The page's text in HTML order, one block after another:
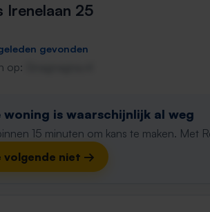
Irenelaan 25
gevonden
op:
woning is waarschijnlijk al weg
15 minuten om kans te maken. Met
volgende niet →